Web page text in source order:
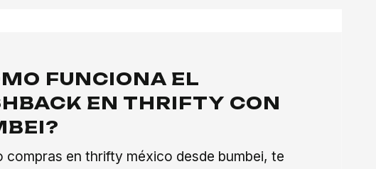
FUNCIONA EL
EN THRIFTY CON
compras en thrifty méxico desde bumbei, te